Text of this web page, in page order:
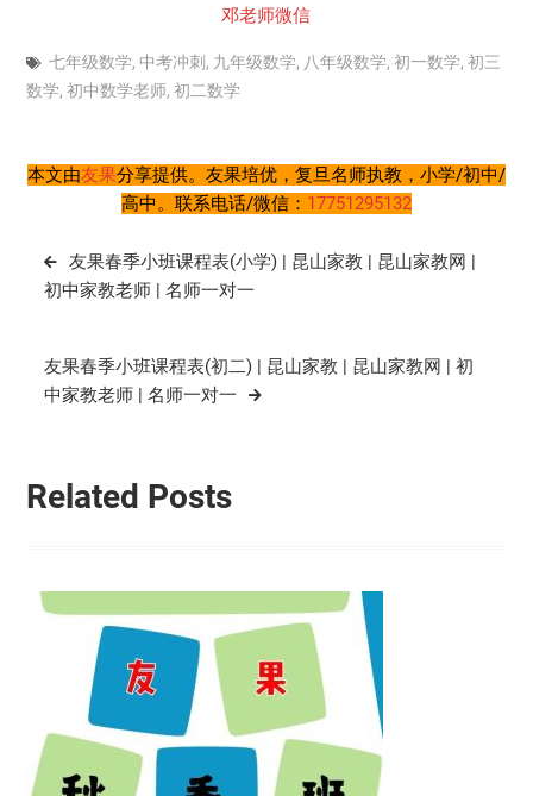
邓老师微信
七年级数学, 中考冲刺 , 九年级数学, 八年级数学, 初一数学, 初三
数学, 初中数学老师, 初二数学
本文由友果分享提供。友果培优，复旦名师执教，小学/初中/
高中。联系电话/微信： 17751295132
文
章
航
友果春季小班课程表(小学) | 昆山家教 | 昆山家教网 |
初中家教老师 | 名师一对一
友果春季小班课程表(初二) | 昆山家教 | 昆山家教网 | 初
中家教老师 | 名师一对一
Related Posts